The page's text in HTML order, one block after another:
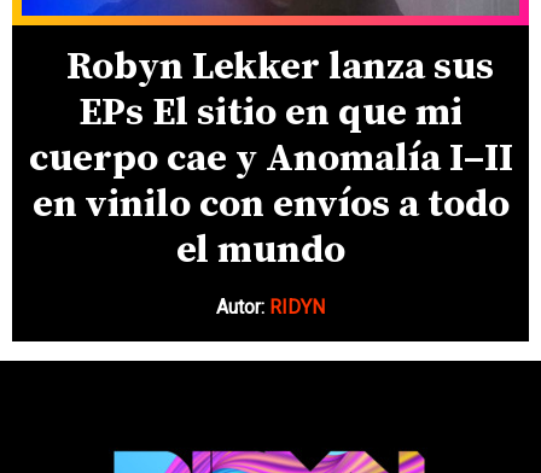
Robyn Lekker lanza sus
EPs El sitio en que mi
cuerpo cae y Anomalía I–II
en vinilo con envíos a todo
el mundo
Autor: RIDYN